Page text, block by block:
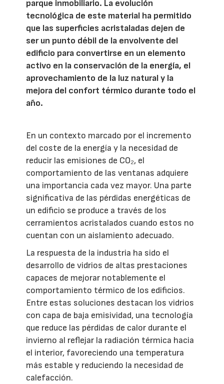
parque inmobiliario. La evolución
tecnológica de este material ha permitido
que las superficies acristaladas dejen de
ser un punto débil de la envolvente del
edificio para convertirse en un elemento
activo en la conservación de la energía, el
aprovechamiento de la luz natural y la
mejora del confort térmico durante todo el
año.
En un contexto marcado por el incremento
del coste de la energía y la necesidad de
reducir las emisiones de CO₂, el
comportamiento de las ventanas adquiere
una importancia cada vez mayor. Una parte
significativa de las pérdidas energéticas de
un edificio se produce a través de los
cerramientos acristalados cuando estos no
cuentan con un aislamiento adecuado.
La respuesta de la industria ha sido el
desarrollo de vidrios de altas prestaciones
capaces de mejorar notablemente el
comportamiento térmico de los edificios.
Entre estas soluciones destacan los vidrios
con capa de baja emisividad, una tecnología
que reduce las pérdidas de calor durante el
invierno al reflejar la radiación térmica hacia
el interior, favoreciendo una temperatura
más estable y reduciendo la necesidad de
calefacción.